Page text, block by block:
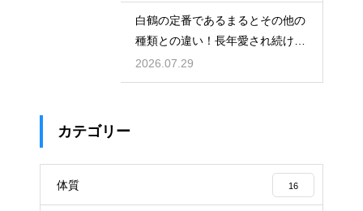
白鶴の定番であるまるとその他の
種類との違い！長年愛され続ける
秘密
2026.07.29
カテゴリー
体質 16